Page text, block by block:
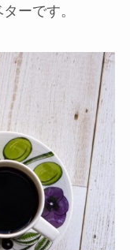
ーです。